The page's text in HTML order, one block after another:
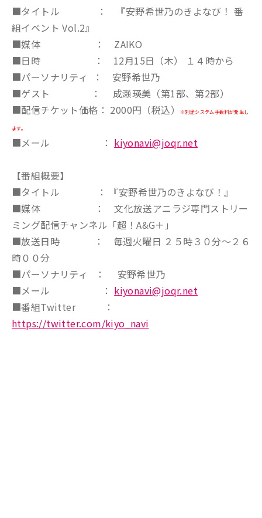
■タイトル ： 『安野希世乃のきよなび！ 番
組イベント Vol.2』
■媒体 ： ZAIKO
■日時 ： 12月15日（木） １４時から
■パーソナリティ ： 安野希世乃
■ゲスト ： 成瀬瑛美（第1部、第2部）
■配信チケット価格： 2000円（税込）
※別途システム手数料が発生し
ます。
■メール ： kiyonavi@joqr.net
【番組概要】
■タイトル ： 『安野希世乃のきよなび！』
■媒体 ： 文化放送アニラジ専門ストリー
ミング配信チャンネル「超！A&G＋」
■放送日時 ： 毎週火曜日 ２５時３０分～２６
時００分
■パーソナリティ ： 安野希世乃
■メール ： kiyonavi@joqr.net
■番組Twitter ：
https://twitter.com/kiyo_navi